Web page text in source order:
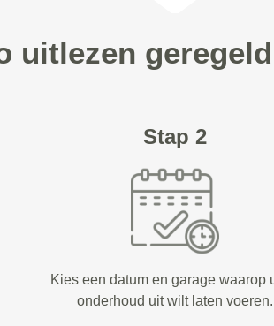
uitlezen
Stap 2
Kies een datum en garage waarop
onderhoud uit wilt laten voeren.